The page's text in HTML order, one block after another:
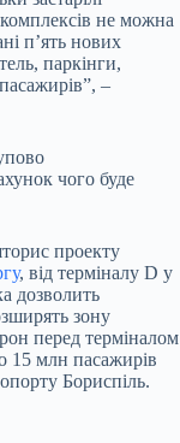
комплексів не можна
п’ять нових
паркінги,
–
чого буде
проекту
, від терміналу D у
дозволить
зону
перед терміналом
15 млн пасажирів
Бориспіль.